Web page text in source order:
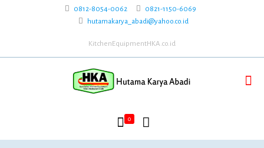
0812-8054-0062
0821-1150-6069
hutamakarya_abadi@yahoo.co.id
KitchenEquipmentHKA.co.id
0